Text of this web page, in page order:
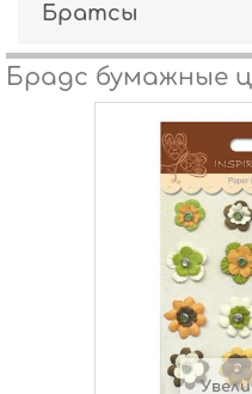
Братсы
Брадс бумажные